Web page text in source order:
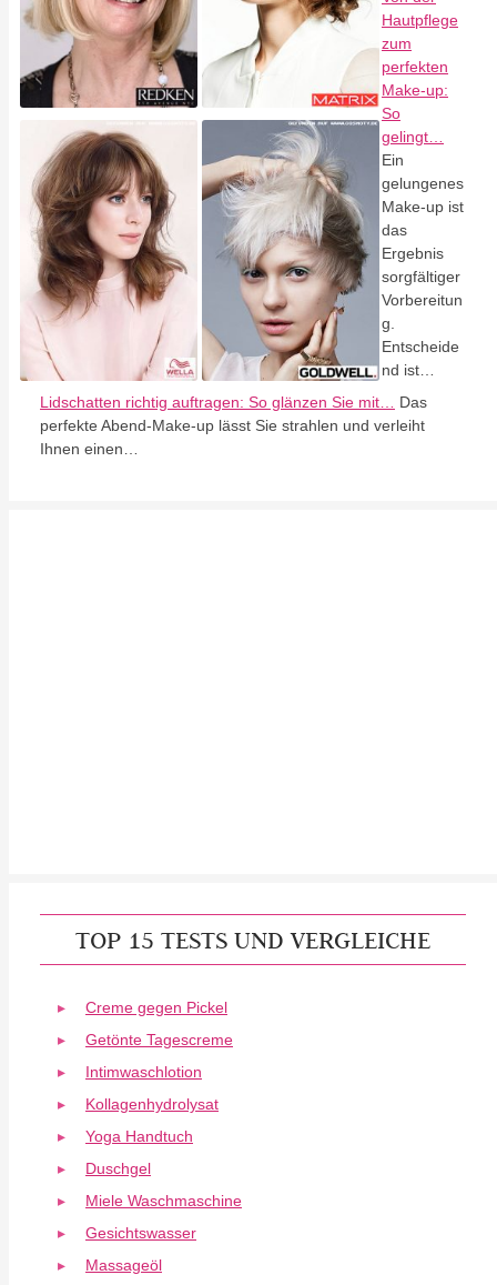
Hautpflege
zum
perfekten
Make-up:
So
gelingt…
Ein
gelungenes
Make-up ist
das
Ergebnis
sorgfältiger
Vorbereitun
g.
Entscheide
nd ist…
Lidschatten richtig auftragen: So glänzen Sie mit…
Das
perfekte Abend-Make-up lässt Sie strahlen und verleiht
Ihnen einen…
TOP 15 TESTS UND VERGLEICHE
Creme gegen Pickel
Getönte Tagescreme
Intimwaschlotion
Kollagenhydrolysat
Yoga Handtuch
Duschgel
Miele Waschmaschine
Gesichtswasser
Massageöl